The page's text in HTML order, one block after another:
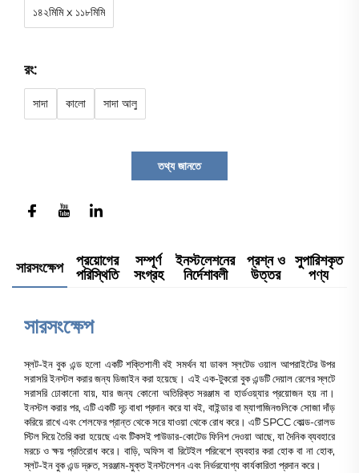
১৪২মিমি x ১১৮মিমি
রং:
সাদা কালো সাদা আলু
তথ্য জানতে
সারসংক্ষেপ
প্রয়োগের
পরিস্থিতি
সম্পূর্ণ
সংগ্রহ
ইনস্টলেশনের
নির্দেশাবলী
প্রশ্ন ও
উত্তর
সুপারিশকৃত
পণ্য
সারসংক্ষেপ
স্লট-ইন বুক এন্ড হলো একটি শক্তিশালী বই সমর্থন যা ডাবল স্লটেড ওয়াল আপরাইটের উপর
সরাসরি ইনস্টল করার জন্য ডিজাইন করা হয়েছে। এই এক-টুকরো বুক এন্ডটি দেয়াল রেলের স্লটে
সরাসরি ঢোকানো যায়, যার জন্য কোনো অতিরিক্ত সরঞ্জাম বা হার্ডওয়্যার প্রয়োজন হয় না।
ইনস্টল করার পর, এটি একটি দৃঢ় বাধা প্রদান করে যা বই, বাইন্ডার বা ম্যাগাজিনগুলিকে সোজা দাঁড়
করিয়ে রাখে এবং শেলফের প্রান্ত থেকে সরে যাওয়া থেকে রোধ করে। এটি SPCC কোল্ড-রোলড
স্টিল দিয়ে তৈরি করা হয়েছে এবং টিকসই পাউডার-কোটেড ফিনিশ দেওয়া আছে, যা দৈনিক ব্যবহারে
মরচে ও ক্ষয় প্রতিরোধ করে। বাড়ি, অফিস বা রিটেইল পরিবেশে ব্যবহার করা হোক বা না হোক,
স্লট-ইন বুক এন্ড দ্রুত, সরঞ্জাম-মুক্ত ইনস্টলেশন এবং নির্ভরযোগ্য কার্যকারিতা প্রদান করে।